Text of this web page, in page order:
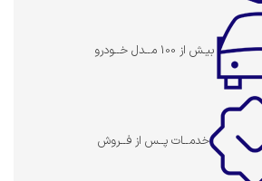
بیـش از 100 مــدل خــودرو
خدمــات پــس از فــروش